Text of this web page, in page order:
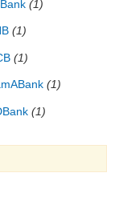
(1)
(1)
(1)
(1)
(1)